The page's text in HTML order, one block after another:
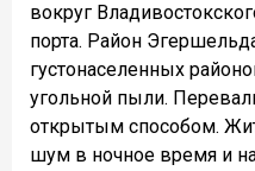
вокруг
порта. Район
густонаселенных
угольной пыли.
открытым способом.
шум в ночное время и